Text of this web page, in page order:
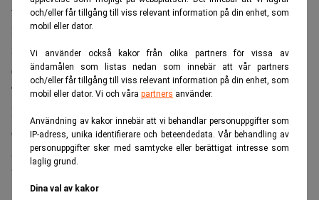
och/eller får tillgång till viss relevant information på din enhet, som
mobil eller dator.
Vi använder också kakor från olika partners för vissa av
ändamålen som listas nedan som innebär att vår partners
och/eller får tillgång till viss relevant information på din enhet, som
mobil eller dator. Vi och våra partners använder.
Användning av kakor innebär att vi behandlar personuppgifter som
IP-adress, unika identifierare och beteendedata. Vår behandling av
personuppgifter sker med samtycke eller berättigat intresse som
laglig grund.
Dina val av kakor
– När vi övergick till distansarbete så fungerade allting
rent tekniskt i princip redan från första dagen. Däremot
måste man förändra ledarskapet och i mitt fall har jag till
exempel arbetat mer med ”daily standups”, säger Katarina
Thörnqvist.
Daily standups är en metod där ett medarbetarna möts
digitalt för att uppdatera sina kollegor kring vad man
arbetade med igår, vad man ska göra idag och om man
behöver någon särskild hjälp.